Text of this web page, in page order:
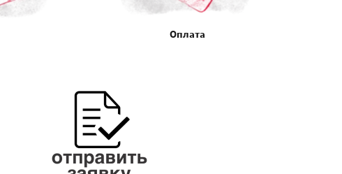
Оплата